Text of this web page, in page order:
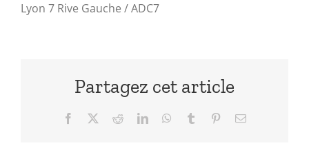
Lyon 7 Rive Gauche / ADC7
Partagez cet article
Facebook RedditLinkedInWhatsApp
Tumblr PinterestEmail